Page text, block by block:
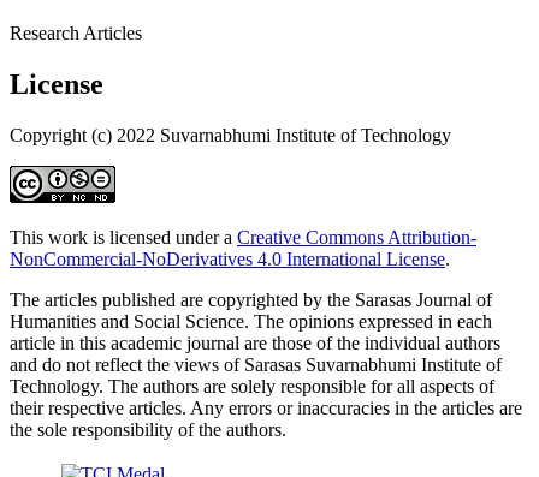
Research Articles
License
Copyright (c) 2022 Suvarnabhumi Institute of Technology
This work is licensed under a Creative Commons Attribution-
NonCommercial-NoDerivatives 4.0 International License.
The articles published are copyrighted by the Sarasas Journal of
Humanities and Social Science. The opinions expressed in each
article in this academic journal are those of the individual authors
and do not reflect the views of Sarasas Suvarnabhumi Institute of
Technology. The authors are solely responsible for all aspects of
their respective articles. Any errors or inaccuracies in the articles are
the sole responsibility of the authors.